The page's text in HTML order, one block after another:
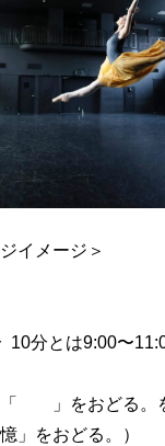
イメージ＞
10分とは9:00〜
「 」をおどる。
」をおどる。）